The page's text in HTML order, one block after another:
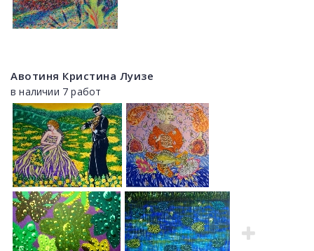
Авотиня Кристина Луизе
в наличии 7 работ